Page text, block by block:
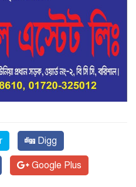
Digg
Google Plus